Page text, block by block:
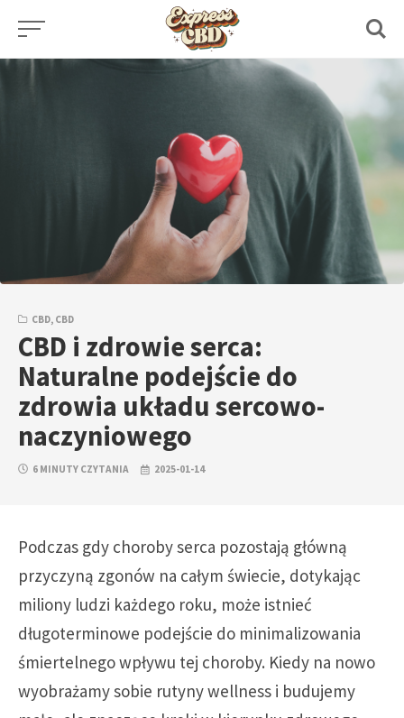
Skip
content
CBD, CBD
CBD i zdrowie serca:
Naturalne podejście do
zdrowia układu sercowo-
naczyniowego
6 MINUTY CZYTANIA 2025-01-14
Podczas gdy choroby serca pozostają główną
przyczyną zgonów na całym świecie, dotykając
miliony ludzi każdego roku, może istnieć
długoterminowe podejście do minimalizowania
śmiertelnego wpływu tej choroby. Kiedy na nowo
wyobrażamy sobie rutyny wellness i budujemy